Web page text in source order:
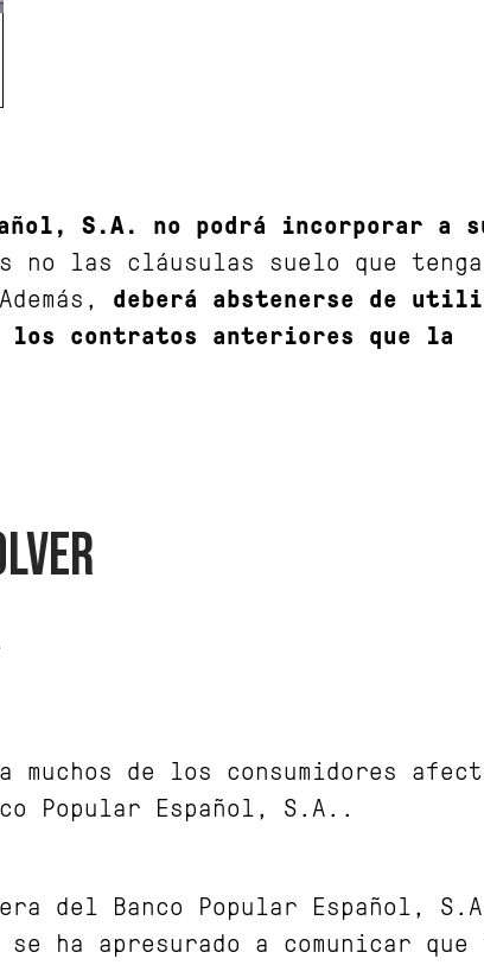
S.A. no podrá incorporar a
no las cláusulas suelo que
deberá abstenerse de
los contratos anteriores que la
de los consumidores
Popular Español, S.A..
del Banco Popular Español,
ha apresurado a comunicar que